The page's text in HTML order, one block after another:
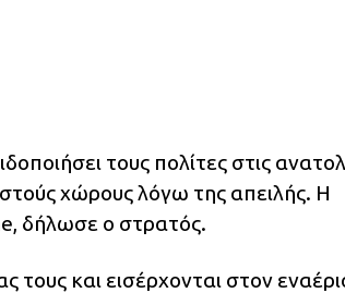
τους πολίτες στις
χώρους λόγω της απειλής. Η
δήλωσε ο στρατός.
τους και εισέρχονται στον